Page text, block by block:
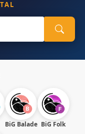
BiG Balade BiG Folk